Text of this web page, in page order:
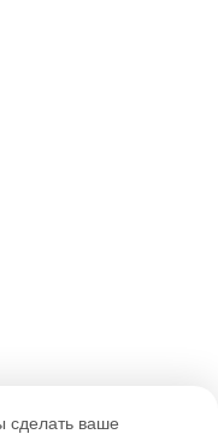
сделать ваше